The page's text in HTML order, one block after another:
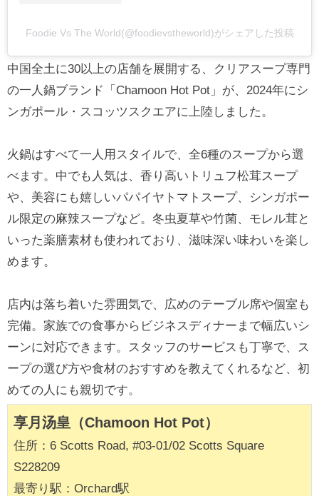
Foodie Vs The World(@foodievstheworld)がシェアした投稿
中国全土に30以上の店舗を展開する、クリアスープ専門
の一人鍋ブランド「Chamoon Hot Pot」が、2024年にシ
ンガポール・スコッツスクエアに上陸しました。
火鍋はすべて一人用スタイルで、全6種のスープから選
べます。中でも人気は、香り高いトリュフ松茸スープ
や、美容にも嬉しいパパイヤトマトスープ、シンガポー
ル限定の麻辣スープなど。冬虫夏草や竹菌、モレル茸と
いった薬膳素材も使われており、滋味深い味わいを楽し
めます。
店内は落ち着いた雰囲気で、広めのテーブル席や個室も
完備。家族での食事からビジネスディナーまで幅広いシ
ーンに対応できます。スタッフのサービスも丁寧で、ス
ープの選び方や食材のおすすめを教えてくれるなど、初
めての人にも親切です。
享月汤皇（Chamoon Hot Pot）
住所：6 Scotts Road, #03‑01/02 Scotts Square
S228209
最寄り駅：Orchard駅